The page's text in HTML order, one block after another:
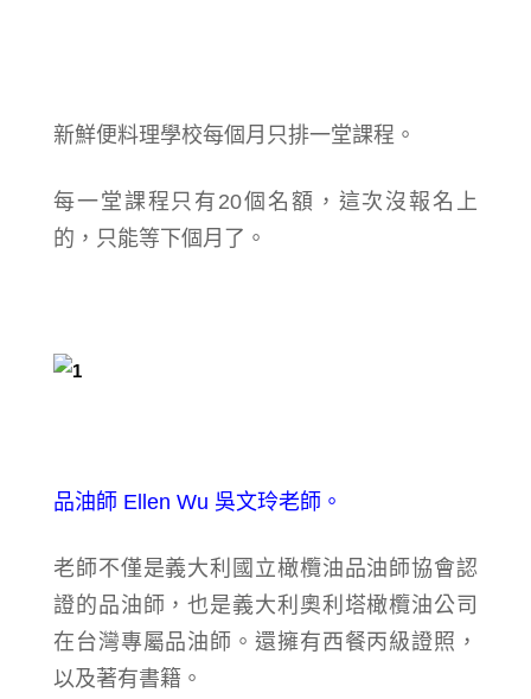
新鮮便料理學校每個月只排一堂課程。
每一堂課程只有20個名額，這次沒報名上
的，只能等下個月了。
品油師 Ellen Wu 吳文玲老師。
老師不僅是義大利國立橄欖油品油師協會認
證的品油師，也是義大利奧利塔橄欖油公司
在台灣專屬品油師。還擁有西餐丙級證照，
以及著有書籍。